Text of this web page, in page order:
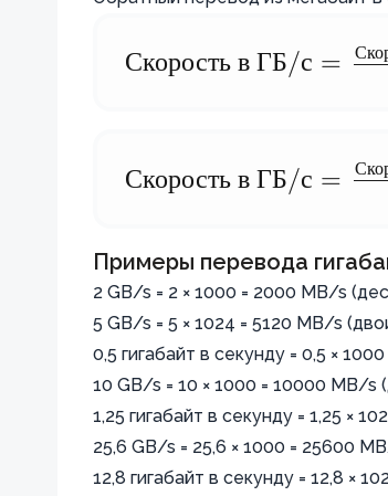
1024
\text{Скорость в ГБ/
в МБ/с}}{1000}
\text{ (десятичная
Скорость в ГБ/с =
\text{Скорость в ГБ/
\frac{\text{Скорость
в МБ/с}}{1024}
\text{ (двоичная
система)}
Скорость в ГБ/с =
Примеры перевода
2 GB/s = 2 × 1000 = 2000 MB/s
5 GB/s = 5 × 1024 = 5120 MB/s
0,5 гигабайт в секунду = 0,5 ×
10 GB/s = 10 × 1000 = 10000 MB/s
1,25 гигабайт в секунду = 1,25 ×
25,6 GB/s = 25,6 × 1000 = 25600
12,8 гигабайт в секунду = 12,8 ×